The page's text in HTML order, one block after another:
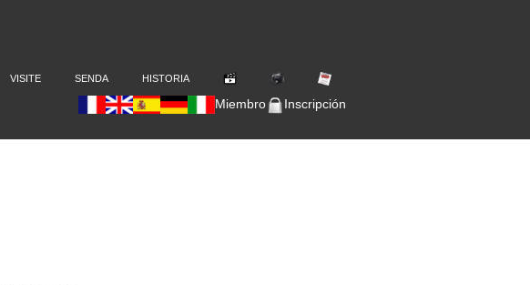
VISITE SENDA HISTORIA
Miembro Inscripción